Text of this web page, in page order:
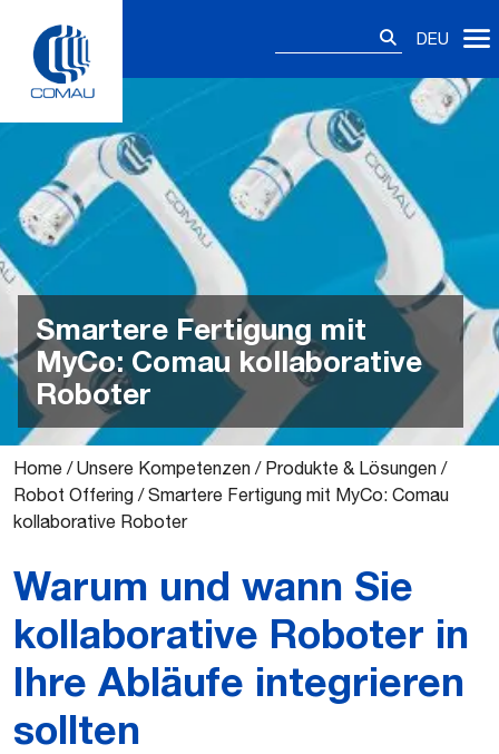
content
DEU
Smartere Fertigung mit
MyCo: Comau kollaborative
Roboter
Home /Unsere Kompetenzen / Produkte & Lösungen /
Robot Offering /Smartere Fertigung mit MyCo: Comau
kollaborative Roboter
Warum und wann Sie
kollaborative Roboter in
Ihre Abläufe integrieren
sollten